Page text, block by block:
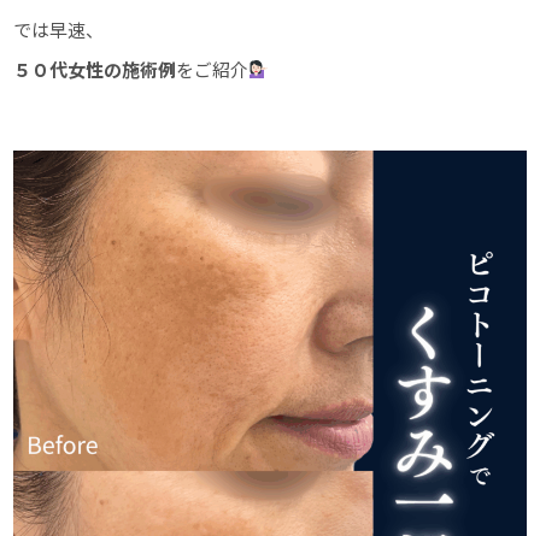
では早速、
５０代女性の施術例をご紹介